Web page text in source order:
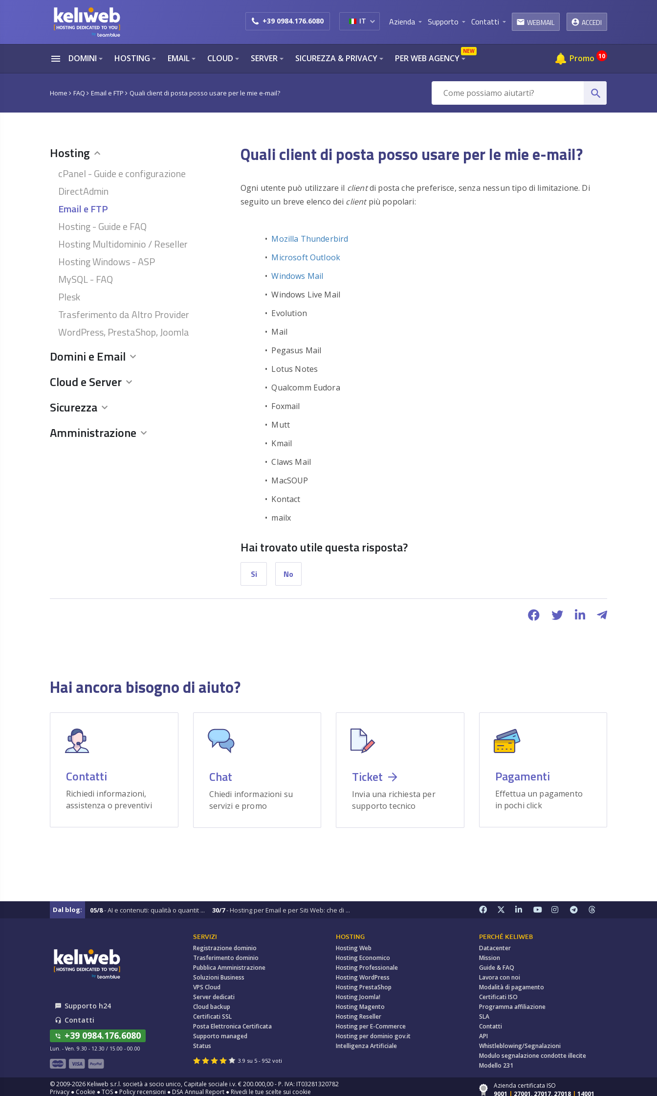
+39 0984.176.6080 IT Azienda arrow_drop_down Supporto arrow_drop_down Contatti arrow_drop_down email WEBMAIL ACCEDI
menu DOMINIarrow_drop_down HOSTINGarrow_drop_down EMAILarrow_drop_down CLOUDarrow_drop_down SERVERarrow_drop_down SICUREZZA & PRIVACYarrow_drop_down PER WEB AGENCY
NEW
arrow_drop_down Promo 10
Home FAQ Email e FTP Quali client di posta posso usare per le mie e-mail? search
Hosting
cPanel - Guide e configurazione
DirectAdmin
Email e FTP
Hosting - Guide e FAQ
Hosting Multidominio / Reseller
Hosting Windows - ASP
MySQL - FAQ
Plesk
Trasferimento da Altro Provider
WordPress, PrestaShop, Joomla
Domini e Email
Cloud e Server
Sicurezza
Amministrazione
Quali client di posta posso usare per le mie e-mail?
Ogni utente può utilizzare il clientdi posta che preferisce, senza nessun tipo di limitazione. Di
seguito un breve elenco dei clientpiù popolari:
• Mozilla Thunderbird
• Microsoft Outlook
•Windows Mail
• Windows Live Mail
• Evolution
• Mail
• Pegasus Mail
• Lotus Notes
• Qualcomm Eudora
• Foxmail
• Mutt
• Kmail
• Claws Mail
• MacSOUP
• Kontact
• mailx
Hai trovato utile questa risposta?
Si No
Hai ancora bisogno di aiuto?
Contatti
Richiedi informazioni,
assistenza o preventivi
Chat
Chiedi informazioni su
servizi e promo
Ticket
Invia una richiesta per
supporto tecnico
Pagamenti
Effettua un pagamento
in pochi click
Dal blog: 05/8- AI e contenuti: qualità o quantit ... 30/7- Hosting per Email e per Siti Web: che di ...
textsms Supporto h24
headset_mic Contatti
phone_in_talk +39 0984.176.6080
Lun. - Ven. 9.30 - 12.30 / 15.00 - 00.00
SERVIZI
Registrazione dominio
Trasferimento dominio
Pubblica Amministrazione
Soluzioni Business
VPS Cloud
Server dedicati
Cloud backup
Certificati SSL
Posta Elettronica Certificata
Supporto managed
Status
3.9 su 5 - 952 voti
HOSTING
Hosting Web
Hosting Economico
Hosting Professionale
Hosting WordPress
Hosting PrestaShop
Hosting Joomla!
Hosting Magento
Hosting Reseller
Hosting per E-Commerce
Hosting per dominio gov.it
Intelligenza Artificiale
PERCHÉ KELIWEB
Datacenter
Mission
Guide & FAQ
Lavora con noi
Modalità di pagamento
Certificati ISO
Programma affiliazione
SLA
Contatti
API
Whistleblowing/Segnalazioni
Modulo segnalazione condotte illecite
Modello 231
© 2009-2026 Keliweb s.r.l. società a socio unico, Capitale sociale i.v. € 200.000,00 - P. IVA: IT03281320782
Privacy ● Cookie ●TOS ● Policy recensioni ● DSA Annual Report ● Rivedi le tue scelte sui cookie
Azienda certificata ISO
9001 | 27001, 27017, 27018 | 14001